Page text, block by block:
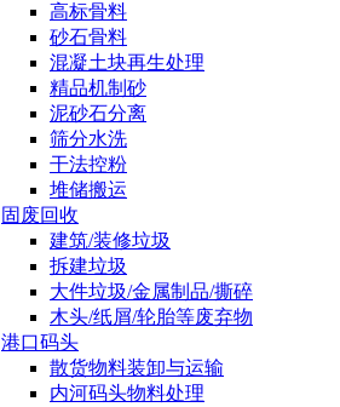
高标骨料
砂石骨料
混凝土块再生处理
精品机制砂
泥砂石分离
筛分水洗
干法控粉
堆储搬运
固废回收
建筑/装修垃圾
拆建垃圾
大件垃圾/金属制品/撕碎
木头/纸屑/轮胎等废弃物
港口码头
散货物料装卸与运输
内河码头物料处理